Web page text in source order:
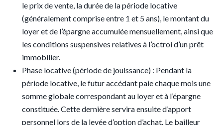
le prix de vente, la durée de la période locative
(généralement comprise entre 1 et 5 ans), le montant du
loyer et de l’épargne accumulée mensuellement, ainsi que
les conditions suspensives relatives à l’octroi d’un prêt
immobilier.
Phase locative (période de jouissance) : Pendant la
période locative, le futur accédant paie chaque mois une
somme globale correspondant au loyer et à l’épargne
constituée. Cette dernière servira ensuite d’apport
personnel lors de la levée d’option d’achat. Le bailleur